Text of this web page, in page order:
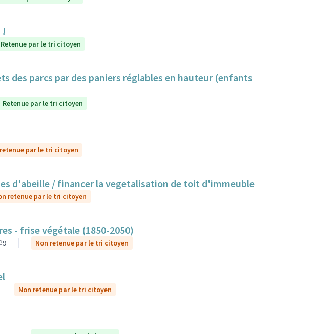
!
Retenue par le tri citoyen
des parcs par des paniers réglables en hauteur (enfants
Retenue par le tri citoyen
par le tri citoyen
d'abeille / financer la vegetalisation de toit d'immeuble
retenue par le tri citoyen
- frise végétale (1850-2050)
9 Non retenue par le tri citoyen
Non retenue par le tri citoyen